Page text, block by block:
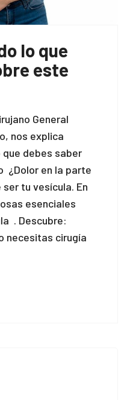
lo que
este
General
nos explica
que debes saber
¿Dolor en la parte
tu vesícula. En
esenciales
. Descubre:
necesitas cirugía